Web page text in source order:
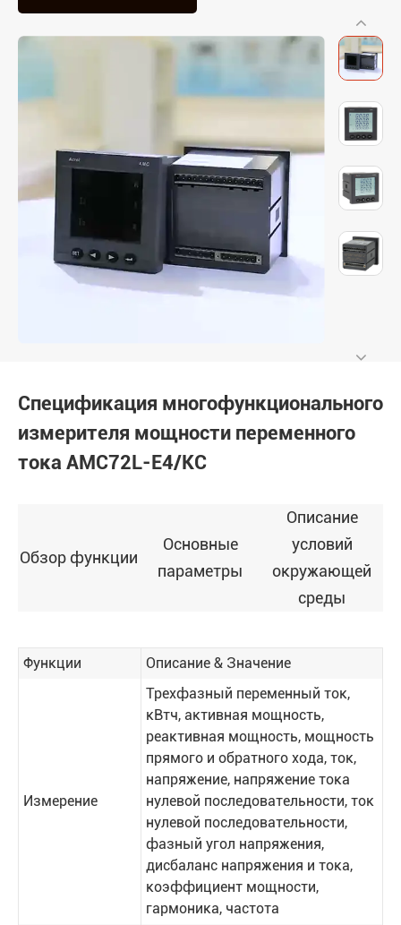
Спецификация многофункционального
измерителя мощности переменного
тока AMC72L-E4/KC
Обзор функции
Основные
параметры
Описание
условий
окружающей
среды
Функции Описание & Значение
Измерение
Трехфазный переменный ток,
кВтч, активная мощность,
реактивная мощность, мощность
прямого и обратного хода, ток,
напряжение, напряжение тока
нулевой последовательности, ток
нулевой последовательности,
фазный угол напряжения,
дисбаланс напряжения и тока,
коэффициент мощности,
гармоника, частота